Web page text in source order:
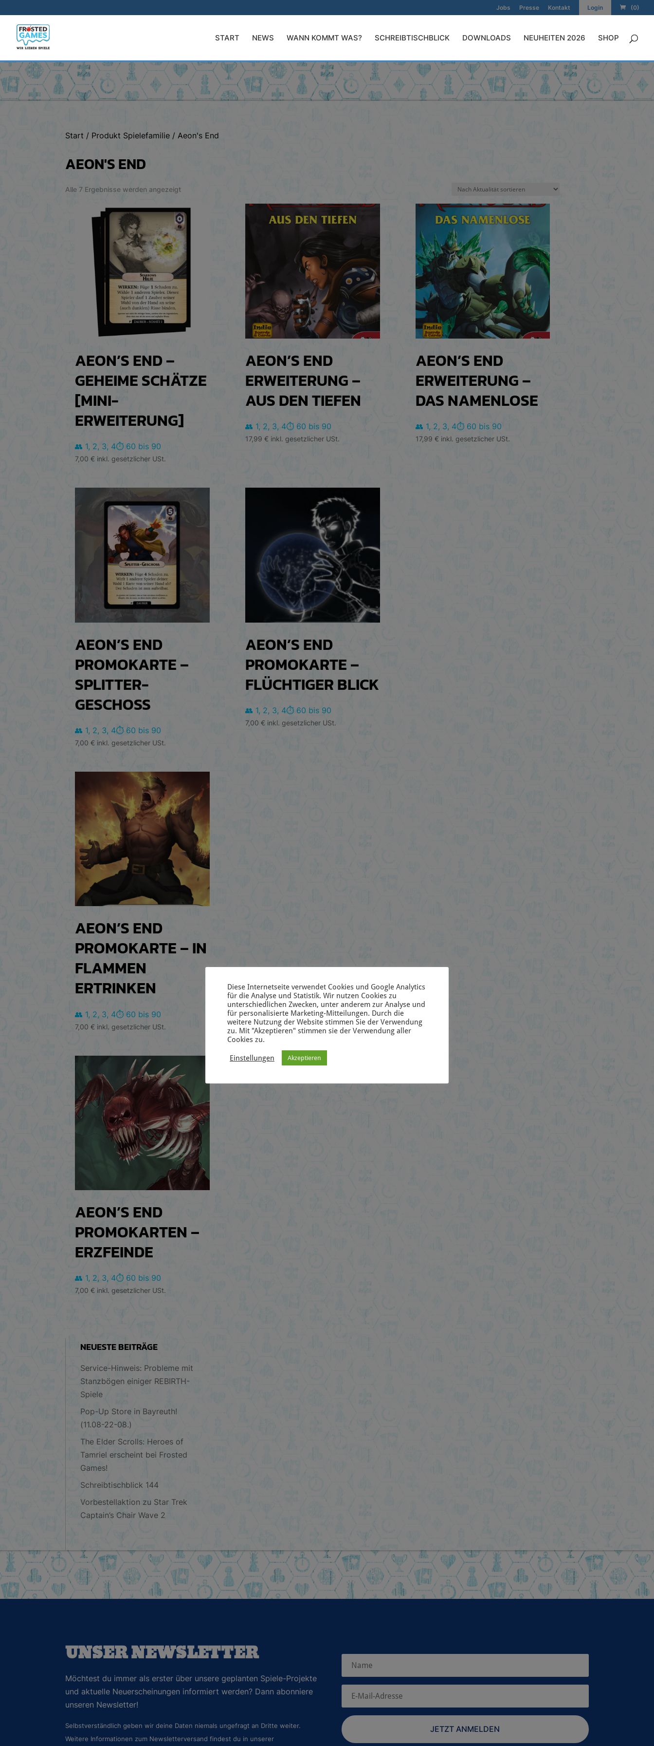
Jobs Presse Kontakt Login (0)
START NEWS WANN KOMMT WAS? SCHREIBTISCHBLICK DOWNLOADS NEUHEITEN 2026 SHOP
Start / Produkt Spielefamilie / Aeon's End
AEON'S END
Alle 7 Ergebnisse werden angezeigt
sortiert
AEON’S END –
GEHEIME SCHÄTZE
[MINI-
ERWEITERUNG]
👥 1, 2, 3, 4⏱️ 60 bis 90
7,00 € inkl. gesetzlicher USt.
AEON’S END
ERWEITERUNG –
AUS DEN TIEFEN
👥 1, 2, 3, 4⏱️ 60 bis 90
17,99 € inkl. gesetzlicher USt.
AEON’S END
ERWEITERUNG –
DAS NAMENLOSE
👥 1, 2, 3, 4⏱️ 60 bis 90
17,99 € inkl. gesetzlicher USt.
AEON’S END
PROMOKARTE –
SPLITTER-
GESCHOSS
👥 1, 2, 3, 4⏱️ 60 bis 90
7,00 € inkl. gesetzlicher USt.
AEON’S END
PROMOKARTE –
FLÜCHTIGER BLICK
👥 1, 2, 3, 4⏱️ 60 bis 90
7,00 € inkl. gesetzlicher USt.
AEON’S END
PROMOKARTE – IN
FLAMMEN
ERTRINKEN
👥 1, 2, 3, 4⏱️ 60 bis 90
7,00 € inkl. gesetzlicher USt.
AEON’S END
PROMOKARTEN –
ERZFEINDE
👥 1, 2, 3, 4⏱️ 60 bis 90
7,00 € inkl. gesetzlicher USt.
NEUESTE BEITRÄGE
Service-Hinweis: Probleme mit
Stanzbögen einiger REBIRTH-
Spiele
Pop-Up Store in Bayreuth!
(11.08-22-08.)
The Elder Scrolls: Heroes of
Tamriel erscheint bei Frosted
Games!
Schreibtischblick 144
Vorbestellaktion zu Star Trek
Captain’s Chair Wave 2
UNSER NEWSLETTER
Möchtest du immer als erster über unsere geplanten Spiele-Projekte
und aktuelle Neuerscheinungen informiert werden? Dann abonniere
unseren Newsletter!
Selbstverständlich geben wir deine Daten niemals ungefragt an Dritte weiter.
Weitere Informationen zum Newsletterversand findest du in unserer
JETZT ANMELDEN
Diese Internetseite verwendet Cookies und Google Analytics
für die Analyse und Statistik. Wir nutzen Cookies zu
unterschiedlichen Zwecken, unter anderem zur Analyse und
für personalisierte Marketing-Mitteilungen. Durch die
weitere Nutzung der Website stimmen Sie der Verwendung
zu. Mit "Akzeptieren" stimmen sie der Verwendung aller
Cookies zu.
Einstellungen Akzeptieren